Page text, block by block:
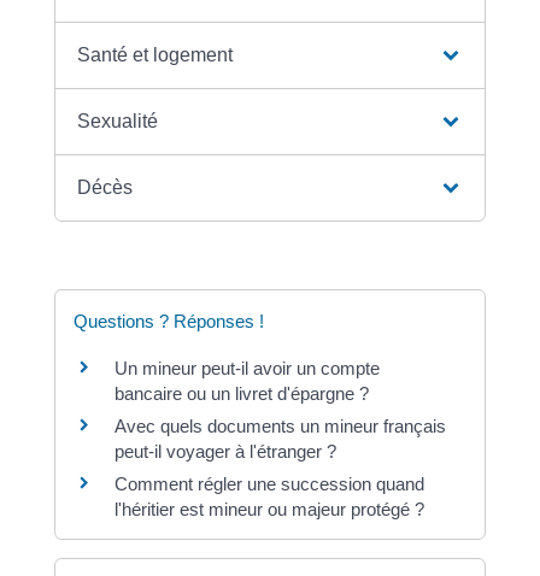
Santé et logement
Sexualité
Décès
Questions ? Réponses !
Un mineur peut-il avoir un compte
bancaire ou un livret d'épargne ?
Avec quels documents un mineur français
peut-il voyager à l'étranger ?
Comment régler une succession quand
l'héritier est mineur ou majeur protégé ?